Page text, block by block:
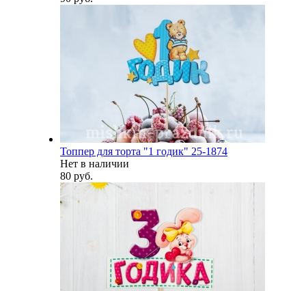
Топпер для торта "1 годик" 25-1874
Нет в наличии
80 руб.